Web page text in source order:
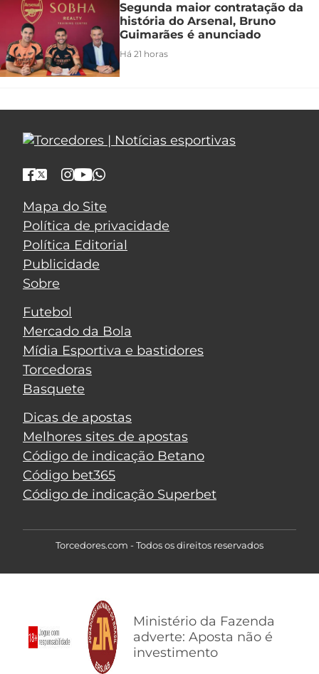
Segunda maior contratação da
história do Arsenal, Bruno
Guimarães é anunciado
Há 21 horas
Mapa do Site
Política de privacidade
Política Editorial
Publicidade
Sobre
Futebol
Mercado da Bola
Mídia Esportiva e bastidores
Torcedoras
Basquete
Dicas de apostas
Melhores sites de apostas
Código de indicação Betano
Código bet365
Código de indicação Superbet
Torcedores.com - Todos os direitos reservados
Ministério da Fazenda
adverte: Aposta não é
investimento